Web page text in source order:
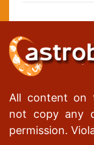
All content on
not copy any
permission.